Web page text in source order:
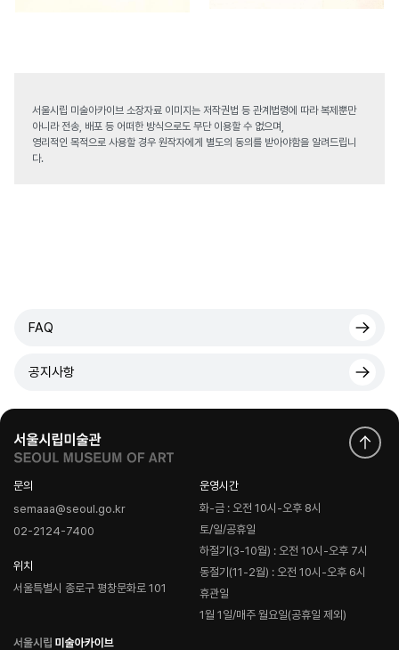
서울시립 미술아카이브 소장자료 이미지는 저작권법 등 관계법령에 따라 복제뿐만
아니라 전송, 배포 등 어떠한 방식으로도 무단 이용할 수 없으며,
영리적인 목적으로 사용할 경우 원작자에게 별도의 동의를 받아야함을 알려드립니
다.
FAQ
공지사항
문의
semaaa@seoul.go.kr
02-2124-7400
위치
서울특별시 종로구 평창문화로 101
운영시간
화-금 : 오전 10시-오후 8시
토/일/공휴일
하절기(3-10월) : 오전 10시-오후 7시
동절기(11-2월) : 오전 10시-오후 6시
휴관일
1월 1일/매주 월요일(공휴일 제외)
로